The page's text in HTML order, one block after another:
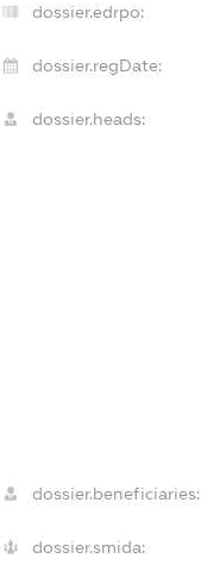
dossier.edrpo:
dossier.regDate:
dossier.heads:
dossier.beneficiaries:
dossier.smida: